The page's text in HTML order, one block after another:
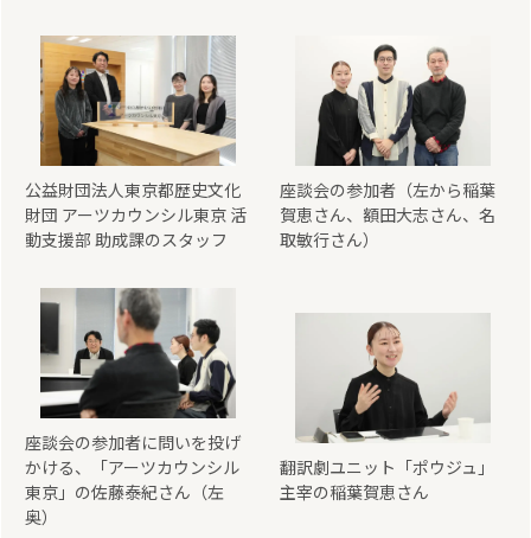
公益財団法人東京都歴史文化
財団 アーツカウンシル東京 活
動支援部 助成課のスタッフ
座談会の参加者（左から稲葉
賀恵さん、額田大志さん、名
取敏行さん）
座談会の参加者に問いを投げ
かける、「アーツカウンシル
東京」の佐藤泰紀さん（左
奥）
翻訳劇ユニット「ポウジュ」
主宰の稲葉賀恵さん